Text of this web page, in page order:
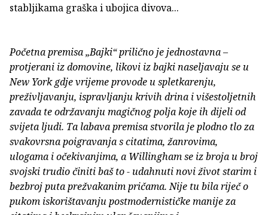
stabljikama graška i ubojica divova...
Početna premisa „Bajki“ prilično je jednostavna –
protjerani iz domovine, likovi iz bajki naseljavaju se u
New York gdje vrijeme provode u spletkarenju,
preživljavanju, ispravljanju krivih drina i višestoljetnih
zavada te održavanju magičnog polja koje ih dijeli od
svijeta ljudi. Ta labava premisa stvorila je plodno tlo za
svakovrsna poigravanja s citatima, žanrovima,
ulogama i očekivanjima, a Willingham se iz broja u broj
svojski trudio činiti baš to - udahnuti novi život starim i
bezbroj puta prežvakanim pričama. Nije tu bila riječ o
pukom iskorištavanju postmodernističke manije za